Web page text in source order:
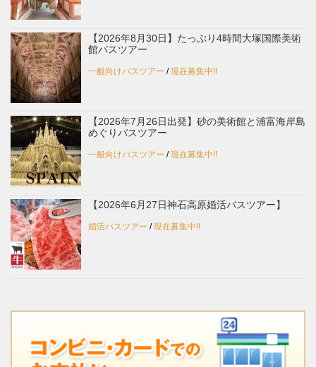
【2026年8月30日】たっぷり4時間大塚国際美術
館バスツアー
一般向けバスツアー /現在募集中!!
【2026年7月26日出発】砂の美術館と浦富海岸島
めぐりバスツアー
一般向けバスツアー /現在募集中!!
【2026年6月27日神石高原婚活バスツアー】
婚活バスツアー /現在募集中!!